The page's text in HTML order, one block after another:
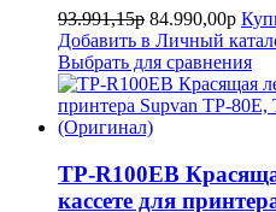
93.991,15р 84.990,00р
Добавить в Личный
Выбрать для сравнения
TP-R100EB
кассете для